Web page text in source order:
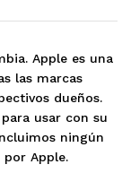
Apple es una
las marcas
dueños.
usar con su
ningún
Apple.